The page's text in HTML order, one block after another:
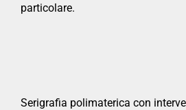
particolare.
Serigrafia polimaterica con